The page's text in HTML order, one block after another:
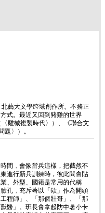
藝大文學跨域創作所。不務正
式。最近又回到豬雞的世界
雞械複製時代〉）、《聯合文
題〉）。
間，會像當兵這樣，把截然不
進行新兵訓練時，彼此間會貼
、外型、國籍是常用的代稱
孔，充斥著以「欸」作為開頭
程師」、「那個壯哥」、「那
醫」。班長會拿起防中暑小卡